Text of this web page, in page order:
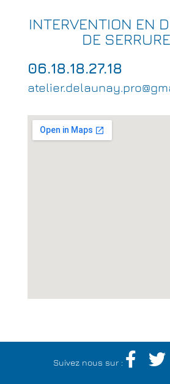
INTERVENTION EN
DE
06.18.18.27.18
Suivez nous sur :